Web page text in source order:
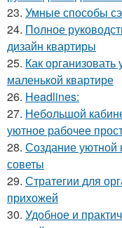
23. Умные способы
24. Полное
дизайн квартиры
25. Как
маленькой квартире
26. Headlines:
27. Небольшой
уютное рабочее
28. Создание уютной
советы
29. Стратегии для
прихожей
30. Удобное и